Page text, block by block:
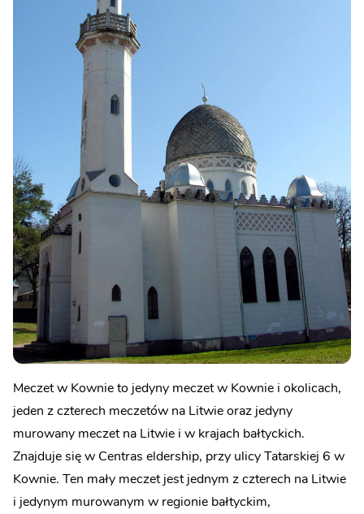
Meczet w Kownie to jedyny meczet w Kownie i okolicach,
jeden z czterech meczetów na Litwie oraz jedyny
murowany meczet na Litwie i w krajach bałtyckich.
Znajduje się w Centras eldership, przy ulicy Tatarskiej 6 w
Kownie. Ten mały meczet jest jednym z czterech na Litwie
i jedynym murowanym w regionie bałtyckim,